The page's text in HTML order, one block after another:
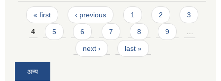
Pages
« first ‹ previous 1 2 3
4 5 6 7 8 9 …
next › last »
अन्य